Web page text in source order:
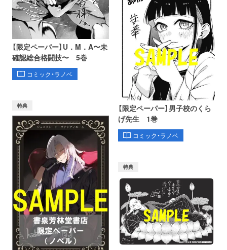
【限定ペーパー】U．M．A〜未
確認総合格闘技〜 5巻
コミック・ラノベ
【限定ペーパー】男子校のくら
げ先生 1巻
コミック・ラノベ
特典
特典